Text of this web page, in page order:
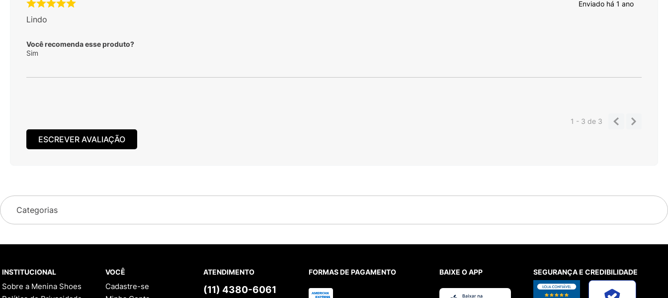
Enviado há 1 ano
Lindo
Você recomenda esse produto?
Sim
1 - 3de 3
ESCREVER AVALIAÇÃO
Categorias
INSTITUCIONAL
Sobre a Menina Shoes
VOCÊ
Cadastre-se
ATENDIMENTO
(11) 4380-6061
FORMAS DE PAGAMENTO BAIXE O APP SEGURANÇA E CREDIBILIDADE